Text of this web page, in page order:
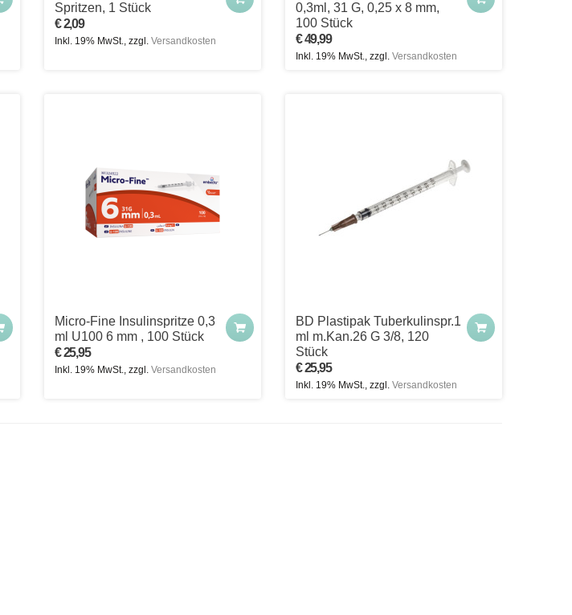
Spritzen, 1 Stück
€ 2,09
Inkl. 19% MwSt., zzgl. Versandkosten
0,3ml, 31 G, 0,25 x 8 mm,
100 Stück
€ 49,99
Inkl. 19% MwSt., zzgl. Versandkosten
Micro-Fine Insulinspritze 0,3
ml U100 6 mm , 100 Stück
€ 25,95
Inkl. 19% MwSt., zzgl. Versandkosten
BD Plastipak Tuberkulinspr.1
ml m.Kan.26 G 3/8, 120
Stück
€ 25,95
Inkl. 19% MwSt., zzgl. Versandkosten